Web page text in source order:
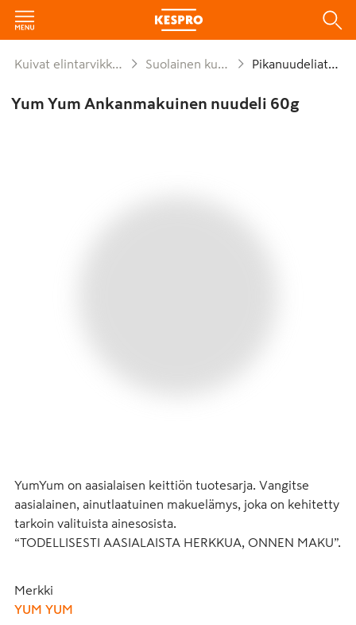
Kuivat elintarvikkeet ja säilykkeet Suolainen kuivaruoka-aine Pikanuudeliateriat
Yum Yum Ankanmakuinen nuudeli 60g
YumYum on aasialaisen keittiön tuotesarja. Vangitse
aasialainen, ainutlaatuinen makuelämys, joka on kehitetty
tarkoin valituista ainesosista.
“TODELLISESTI AASIALAISTA HERKKUA, ONNEN MAKU”.
Merkki
YUM YUM